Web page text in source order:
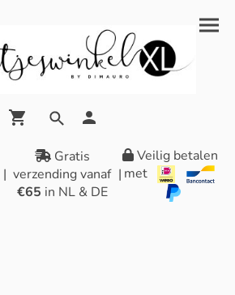
|
Gratis
verzending vanaf
€65 in NL & DE
|
Veilig betalen
met